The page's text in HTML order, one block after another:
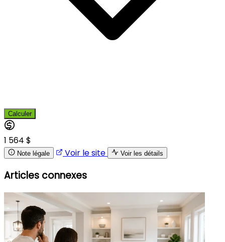
Calculer
1 564 $
Note légale Voir le site Voir les détails
Articles connexes